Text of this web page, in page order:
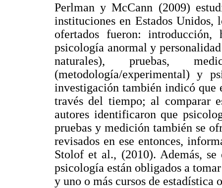
Perlman y McCann (2009)
instituciones en Estados Unidos,
ofertados fueron:
psicología anormal y
naturales), pruebas,
(metodología/experimental) y
investigación también indicó que
través del tiempo; al comparar
autores identificaron que
pruebas y medición también se
revisados en ese entonces,
Stolof et al., (2010). Además, se
psicología están obligados a
y uno o más cursos de estadística